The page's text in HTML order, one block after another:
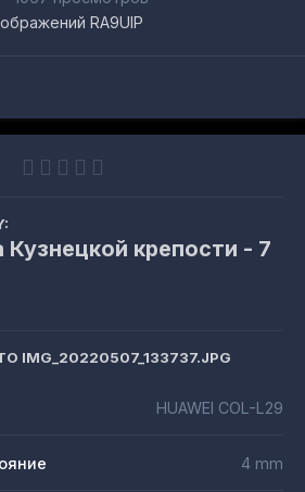
RA9UIP
крепости - 7
HUAWEI COL-L29
4 mm